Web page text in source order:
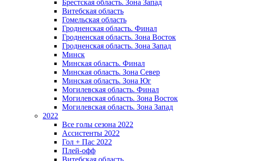
Брестская область. Зона Запад
Витебская область
Гомельская область
Гродненская область. Финал
Гродненская область. Зона Восток
Гродненская область. Зона Запад
Минск
Минская область. Финал
Минская область. Зона Север
Минская область. Зона Юг
Могилевская область. Финал
Могилевская область. Зона Восток
Могилевская область. Зона Запад
2022
Все голы сезона 2022
Ассистенты 2022
Гол + Пас 2022
Плей-офф
Витебская область